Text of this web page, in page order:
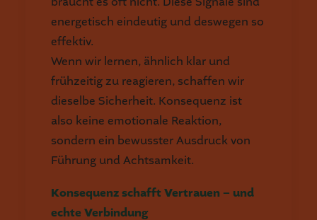
energetisch eindeutig und deswegen so
effektiv.
Wenn wir lernen, ähnlich klar und
frühzeitig zu reagieren, schaffen wir
dieselbe Sicherheit. Konsequenz ist
also keine emotionale Reaktion,
sondern ein bewusster Ausdruck von
Führung und Achtsamkeit.
Konsequenz schafft Vertrauen – und
echte Verbindung